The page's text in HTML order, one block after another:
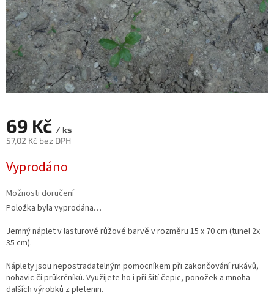
69 Kč / ks
57,02 Kč bez DPH
cena:
Vyprodáno
Možnosti doručení
Položka byla vyprodána…
Jemný náplet v lasturové růžové barvě v rozměru 15 x 70 cm (tunel 2x
35 cm).
Náplety jsou nepostradatelným pomocníkem při zakončování rukávů,
nohavic či průkrčníků. Využijete ho i při šití čepic, ponožek a mnoha
dalších výrobků z pletenin.